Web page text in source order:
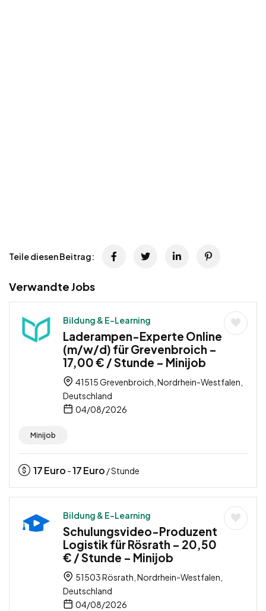
Teile diesen Beitrag:
Verwandte Jobs
Bildung & E-Learning
Laderampen-Experte Online
(m/w/d) für Grevenbroich –
17,00 € / Stunde – Minijob
41515 Grevenbroich, Nordrhein-Westfalen,
Deutschland
04/08/2026
Minijob
17Euro -17Euro / Stunde
Bildung & E-Learning
Schulungsvideo-Produzent
Logistik für Rösrath – 20,50
€ / Stunde – Minijob
51503 Rösrath, Nordrhein-Westfalen,
Deutschland
04/08/2026